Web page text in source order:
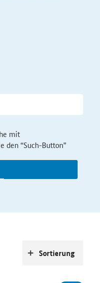
mit
den “Such-Button”
Sortierung